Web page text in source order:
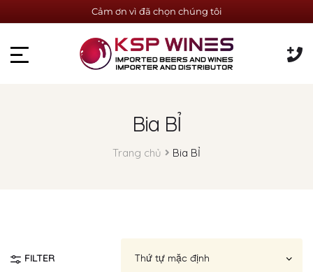
Cảm ơn vì đã chọn chúng tôi
Bia BỈ
Trang chủ Bia BỈ
FILTER